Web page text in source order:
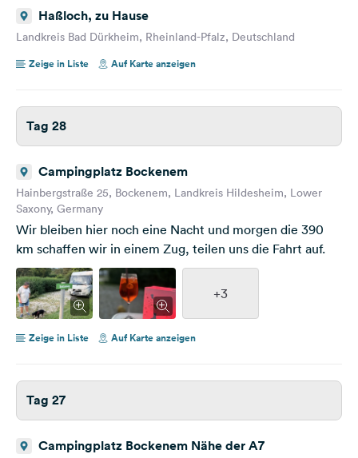
Haßloch, zu Hause
Landkreis Bad Dürkheim, Rheinland-Pfalz, Deutschland
Zeige in Liste
Auf Karte anzeigen
Tag 28
Campingplatz Bockenem
Hainbergstraße 25, Bockenem, Landkreis Hildesheim, Lower
Saxony, Germany
Wir bleiben hier noch eine Nacht und morgen die 390
km schaffen wir in einem Zug, teilen uns die Fahrt auf.
+3
Zeige in Liste Auf Karte anzeigen
Tag 27
Campingplatz Bockenem Nähe der A7